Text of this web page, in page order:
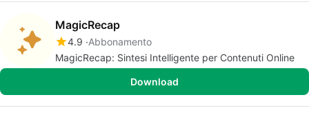
MagicRecap
4.9 Abbonamento
MagicRecap: Sintesi Intelligente per Contenuti Online
Download